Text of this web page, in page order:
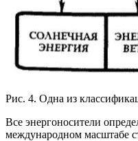
Рис. 4. Одна из
Все энергоносители
международном масштабе